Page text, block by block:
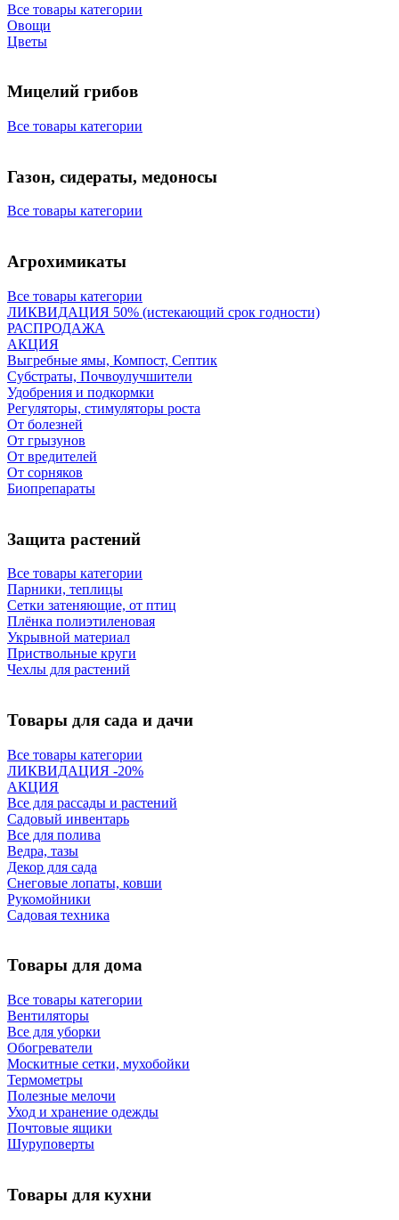
Все товары категории
Овощи
Цветы
Мицелий грибов
Все товары категории
Газон, сидераты, медоносы
Все товары категории
Агрохимикаты
Все товары категории
ЛИКВИДАЦИЯ 50% (истекающий срок годности)
РАСПРОДАЖА
АКЦИЯ
Выгребные ямы, Компост, Септик
Субстраты, Почвоулучшители
Удобрения и подкормки
Регуляторы, стимуляторы роста
От болезней
От грызунов
От вредителей
От сорняков
Биопрепараты
Защита растений
Все товары категории
Парники, теплицы
Сетки затеняющие, от птиц
Плёнка полиэтиленовая
Укрывной материал
Приствольные круги
Чехлы для растений
Товары для сада и дачи
Все товары категории
ЛИКВИДАЦИЯ -20%
АКЦИЯ
Все для рассады и растений
Садовый инвентарь
Все для полива
Ведра, тазы
Декор для сада
Снеговые лопаты, ковши
Рукомойники
Садовая техника
Товары для дома
Все товары категории
Вентиляторы
Все для уборки
Обогреватели
Москитные сетки, мухобойки
Термометры
Полезные мелочи
Уход и хранение одежды
Почтовые ящики
Шуруповерты
Товары для кухни